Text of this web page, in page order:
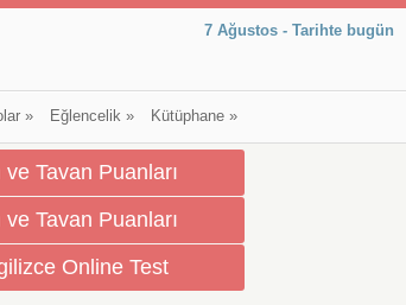
7 Ağustos - Tarihte bugün
» Eğlencelik» Kütüphane»
Tavan Puanları
Tavan Puanları
Online Test